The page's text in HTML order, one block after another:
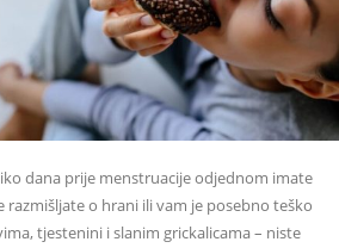
dana prije menstruacije odjednom imate
razmišljate o hrani ili vam je posebno teško
tjestenini i slanim grickalicama – niste